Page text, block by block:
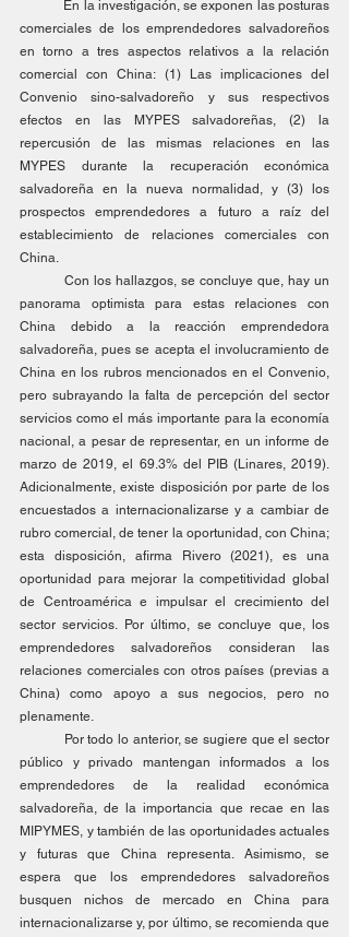
comerciales de los emprendedores salvadoreños
en torno a tres aspectos relativos a la relación
comercial con China: (1) Las implicaciones del
Convenio sino-salvadoreño y sus respectivos
efectos en las MYPES salvadoreñas, (2) la
repercusión de las mismas relaciones en las
MYPES durante la recuperación económica
salvadoreña en la nueva normalidad, y (3) los
prospectos emprendedores a futuro a raíz del
establecimiento de relaciones comerciales con
China.
panorama optimista para estas relaciones con
China debido a la reacción emprendedora
salvadoreña, pues se acepta el involucramiento de
China en los rubros mencionados en el Convenio,
pero subrayando la falta de percepción del sector
servicios como el más importante para la economía
nacional, a pesar de representar, en un informe de
marzo de 2019, el 69.3% del PIB (Linares, 2019).
Adicionalmente, existe disposición por parte de los
encuestados a internacionalizarse y a cambiar de
rubro comercial, de tener la oportunidad, con China;
esta disposición, afirma Rivero (2021), es una
oportunidad para mejorar la competitividad global
de Centroamérica e impulsar el crecimiento del
sector servicios. Por último, se concluye que, los
emprendedores salvadoreños consideran las
relaciones comerciales con otros países (previas a
China) como apoyo a sus negocios, pero no
plenamente.
público y privado mantengan informados a los
emprendedores de la realidad económica
salvadoreña, de la importancia que recae en las
MIPYMES, y también de las oportunidades actuales
y futuras que China representa. Asimismo, se
espera que los emprendedores salvadoreños
busquen nichos de mercado en China para
internacionalizarse y, por último, se recomienda que